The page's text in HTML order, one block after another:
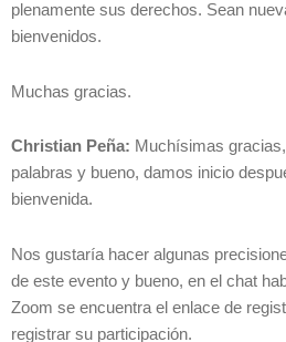
plenamente sus derechos. Sean
bienvenidos.
Muchas gracias.
Christian Peña: Muchísimas
palabras y bueno, damos inicio
bienvenida.
Nos gustaría hacer algunas
de este evento y bueno, en el chat
Zoom se encuentra el enlace de
registrar su participación.